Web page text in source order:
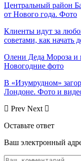
Центральный район
от Нового года. Фото
Клиенты идут за
советами, как начать
Олени Деда Мороза и
Новогодние фото
В «Изумрудном»
Лондоне. Фото и
Prev Next
Оставьте ответ
Ваш электронный